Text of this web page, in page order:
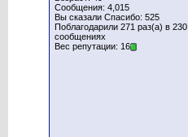
Сообщения: 4,015
Вы сказали Спасибо: 525
Поблагодарили 271 раз(а) в 230
сообщениях
Вес репутации: 16